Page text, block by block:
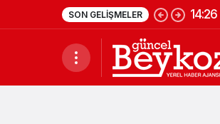
SON GELIŞMELER 14:26